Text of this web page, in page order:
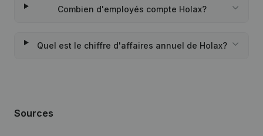
Combien d'employés compte Holax?
Quel est le chiffre d'affaires annuel de Holax?
Sources